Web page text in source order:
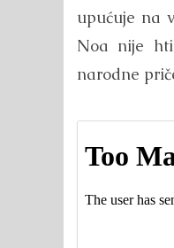
upućuje na
Noa nije
narodne